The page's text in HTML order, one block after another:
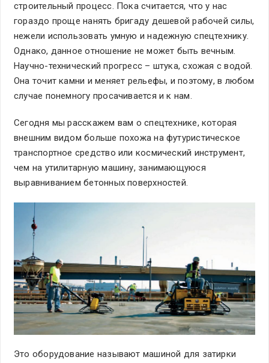
строительный процесс. Пока считается, что у нас
гораздо проще нанять бригаду дешевой рабочей силы,
нежели использовать умную и надежную спецтехнику.
Однако, данное отношение не может быть вечным.
Научно-технический прогресс – штука, схожая с водой.
Она точит камни и меняет рельефы, и поэтому, в любом
случае понемногу просачивается и к нам.
Сегодня мы расскажем вам о спецтехнике, которая
внешним видом больше похожа на футуристическое
транспортное средство или космический инструмент,
чем на утилитарную машину, занимающуюся
выравниванием бетонных поверхностей.
Это оборудование называют машиной для затирки